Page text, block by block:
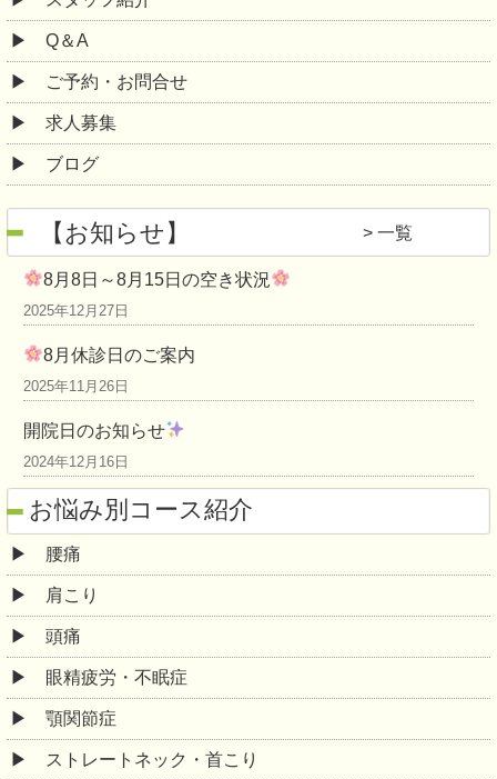
Q＆A
ご予約・お問合せ
求人募集
ブログ
【お知らせ】 一覧
8月8日～8月15日の空き状況
2025年12月27日
8月休診日のご案内
2025年11月26日
開院日のお知らせ
2024年12月16日
お悩み別コース紹介
腰痛
肩こり
頭痛
眼精疲労・不眠症
顎関節症
ストレートネック・首こり